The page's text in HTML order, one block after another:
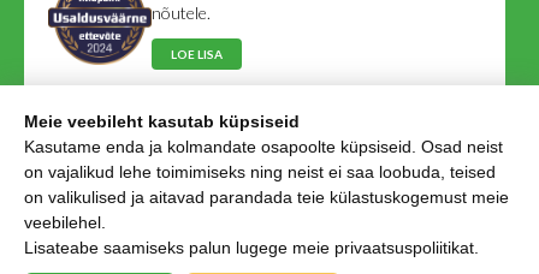
nõutele.
LOE LISA
Tehingukeskus on Eesti Võlausaldajate Liidu
liige.
LOE LISA
Meie veebileht kasutab küpsiseid
Kasutame enda ja kolmandate osapoolte küpsiseid. Osad neist
on vajalikud lehe toimimiseks ning neist ei saa loobuda, teised
on valikulised ja aitavad parandada teie külastuskogemust meie
veebilehel.
Lisateabe saamiseks palun lugege meie privaatsuspoliitikat